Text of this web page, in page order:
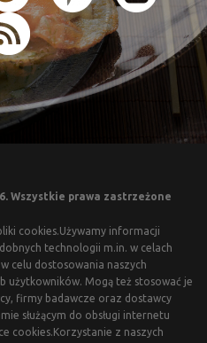
Wszystkie prawa zastrzeżone
cookies.Używamy informacji
technologii m.in. w celach
celu dostosowania naszych
użytkowników. Mogą też stosować je
firmy badawcze oraz dostawcy
służącym do obsługi internetu
cookies.Korzystanie z naszych